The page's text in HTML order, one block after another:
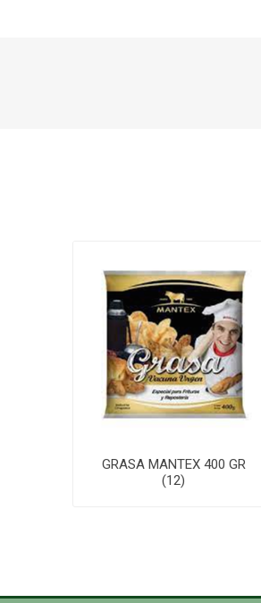
GRASA MANTEX 400 GR
(12)